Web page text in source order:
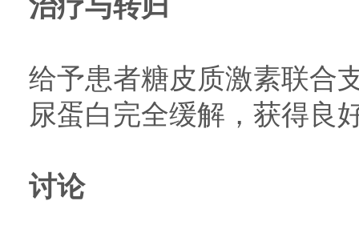
治疗与转归
给予患者糖皮质激素联合
尿蛋白完全缓解，获得良
讨论